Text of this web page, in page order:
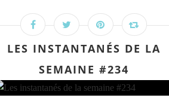
LES INSTANTANÉS DE LA
SEMAINE #234